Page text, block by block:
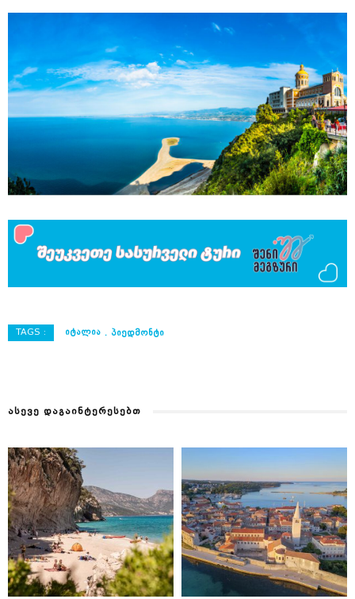
TAGS : ᲘᲢᲐᲚᲘᲐ ᲞᲘᲔᲓᲛᲝᲜᲢᲘ
ᲐᲡᲔᲕᲔ ᲓᲐᲒᲐᲘᲜᲢᲔᲠᲔᲡᲔᲑᲗ